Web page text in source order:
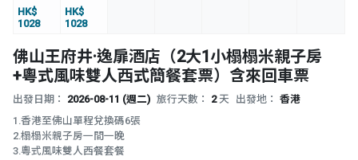
HK$
1028
HK$
1028
佛山王府井·逸扉酒店（2大1小榻榻米親子房
+粵式風味雙人西式簡餐套票）含來回車票
出發日期： 2026-08-11 (週二) 旅行天數： 2 天 出發地： 香港
1.香港至佛山單程兌換碼6張
2.榻榻米親子房一間一晚
3.粵式風味雙人西餐套餐